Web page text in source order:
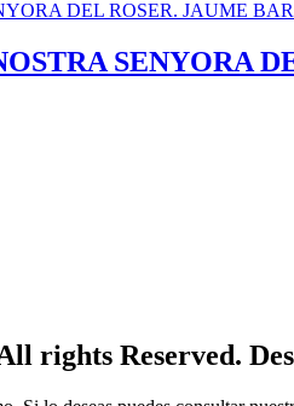
SENYORA
rights Reserved.